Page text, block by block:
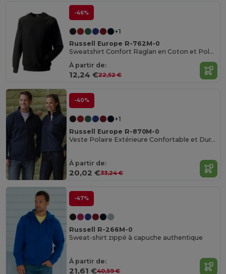
-46%
+1
Russell Europe R-762M-0
Sweatshirt Confort Raglan en Coton et Polyester
À partir de:
12,24 €22,52 €
-40%
+1
Russell Europe R-870M-0
Veste Polaire Extérieure Confortable et Durable
À partir de:
20,02 €33,24 €
-47%
Russell R-266M-0
Sweat-shirt zippé à capuche authentique
À partir de:
21,61 €40,59 €